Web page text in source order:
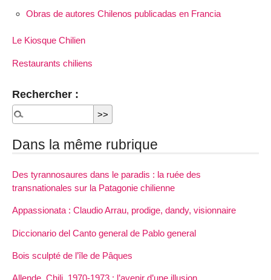
Obras de autores Chilenos publicadas en Francia
Le Kiosque Chilien
Restaurants chiliens
Rechercher :
Dans la même rubrique
Des tyrannosaures dans le paradis : la ruée des
transnationales sur la Patagonie chilienne
Appassionata : Claudio Arrau, prodige, dandy, visionnaire
Diccionario del Canto general de Pablo general
Bois sculpté de l’île de Pâques
Allende, Chili, 1970-1973 : l’avenir d’une illusion